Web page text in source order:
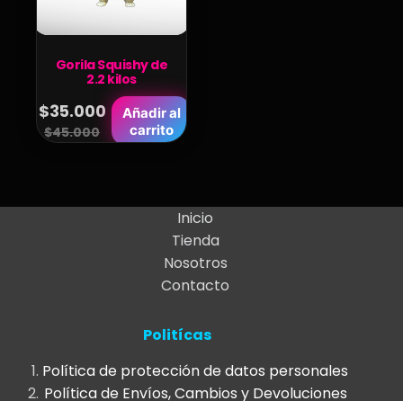
Gorila Squishy de
2.2 kilos
$45.000
Original
$45.000.
$35.000
Current
$35.000.
Añadir al
carrito
Inicio
Tienda
Nosotros
Contacto
Politícas
Política de protección de datos personales
Política de Envíos, Cambios y Devoluciones